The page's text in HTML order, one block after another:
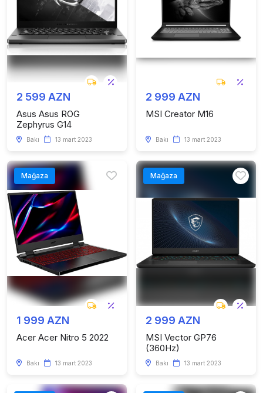
2 599 AZN
Asus Asus ROG
Zephyrus G14
Bakı 13 mart 2023
2 999 AZN
MSI Creator M16
Bakı 13 mart 2023
Mağaza
1 999 AZN
Acer Acer Nitro 5 2022
Bakı 13 mart 2023
Mağaza
2 999 AZN
MSI Vector GP76
(360Hz)
Bakı 13 mart 2023